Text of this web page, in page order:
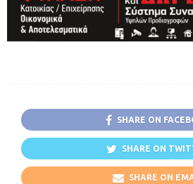
SHARE ON
SHARE ON
SHARE ON